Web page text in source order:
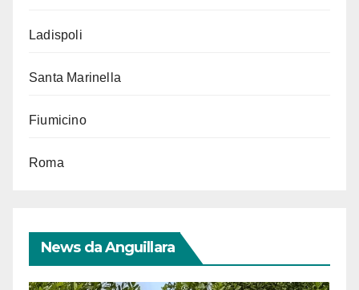
Ladispoli
Santa Marinella
Fiumicino
Roma
News da Anguillara